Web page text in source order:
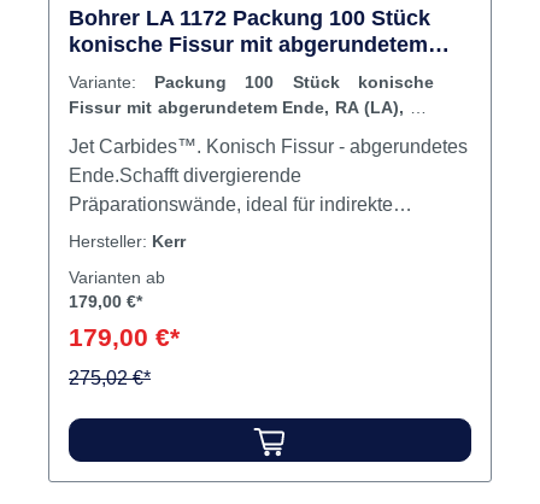
Bohrer LA 1172 Packung 100 Stück
konische Fissur mit abgerundetem
Ende, RA (LA), 4,1 mm, ISO 016
Variante: Packung 100 Stück konische
Fissur mit abgerundetem Ende, RA (LA), 4,1
Jet Carbides™. Konisch Fissur - abgerundetes
Ende.Schafft divergierende
Präparationswände, ideal für indirekte
Restaurationen. Querhiebe steigern
schaffen abgerundete innere Linienwinkel zur
Hersteller: Kerr
Varianten ab
179,00 €*
179,00 €*
275,02 €*